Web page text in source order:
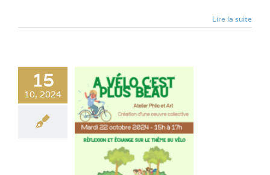
Lire la suite
15
10, 2024